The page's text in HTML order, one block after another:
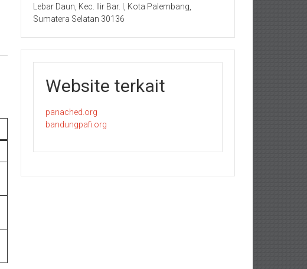
Lebar Daun, Kec. Ilir Bar. I, Kota Palembang,
Sumatera Selatan 30136
Website terkait
panached.org
bandungpafi.org